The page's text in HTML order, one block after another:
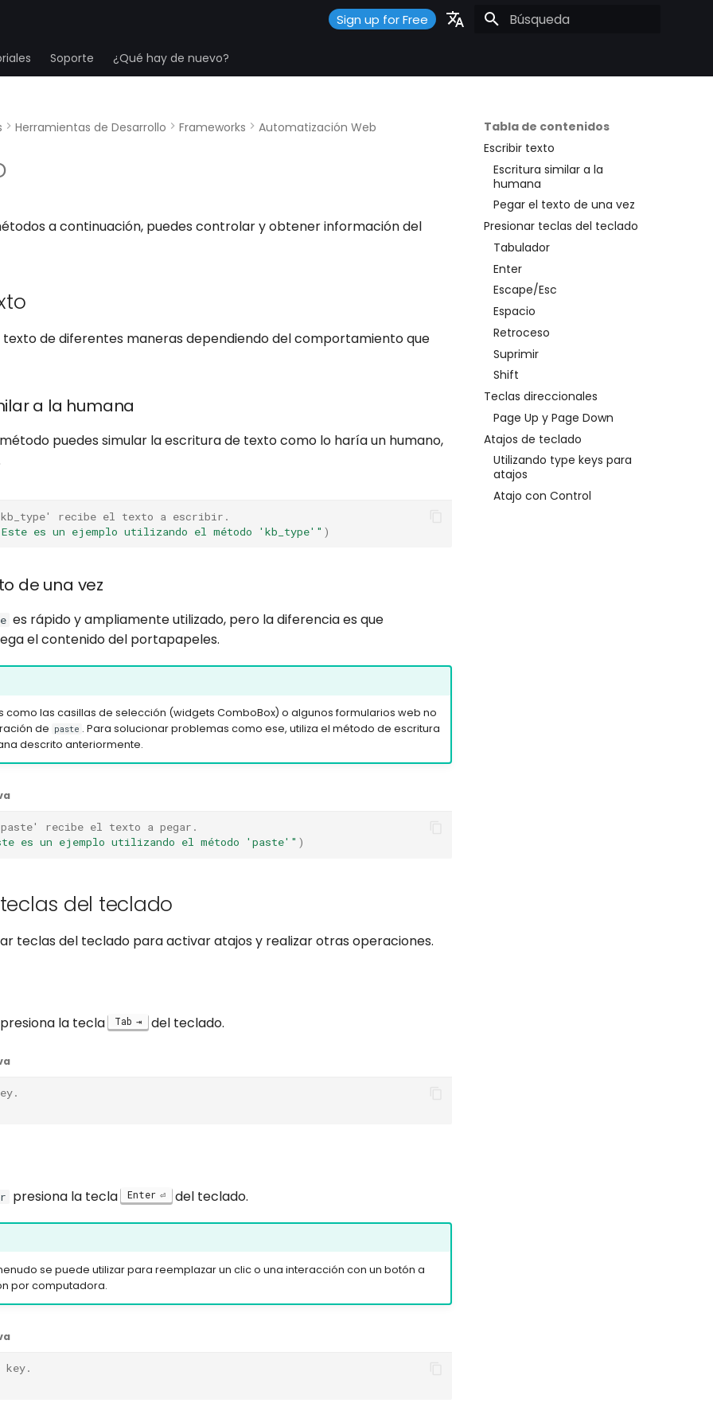
Sign up for Free
Soporte ¿Qué hay de nuevo?
Tabla de contenidos
Escribir texto
Escritura similar a la
humana
Pegar el texto de una vez
Presionar teclas del teclado
Tabulador
Enter
Escape/Esc
Espacio
Retroceso
Suprimir
Shift
Teclas direccionales
Page Up y Page Down
Atajos de teclado
Utilizando type keys para
atajos
Atajo con Control
Herramientas de Desarrollo Frameworks Automatización Web
a continuación, puedes controlar y obtener información del
texto de diferentes maneras dependiendo del comportamiento que
a la humana
puedes simular la escritura de texto como lo haría un humano,
recibe el texto a escribir.
es un ejemplo utilizando el método 'kb_type'" )
de una vez
es rápido y ampliamente utilizado, pero la diferencia es que
el contenido del portapapeles.
como las casillas de selección (widgets ComboBox) o algunos formularios web no
de paste . Para solucionar problemas como ese, utiliza el método de escritura
descrito anteriormente.
recibe el texto a pegar.
es un ejemplo utilizando el método 'paste'" )
del teclado
teclas del teclado para activar atajos y realizar otras operaciones.
presiona la tecla Tab del teclado.
presiona la tecla Enter del teclado.
se puede utilizar para reemplazar un clic o una interacción con un botón a
por computadora.
key.